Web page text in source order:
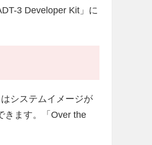
3 Developer Kit」に
システムイメージが
きます。「Over the